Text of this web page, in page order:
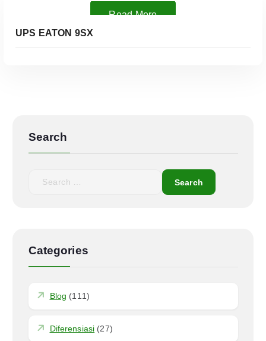
Read More
UPS EATON 9SX
Search
Categories
Blog (111)
Diferensiasi (27)